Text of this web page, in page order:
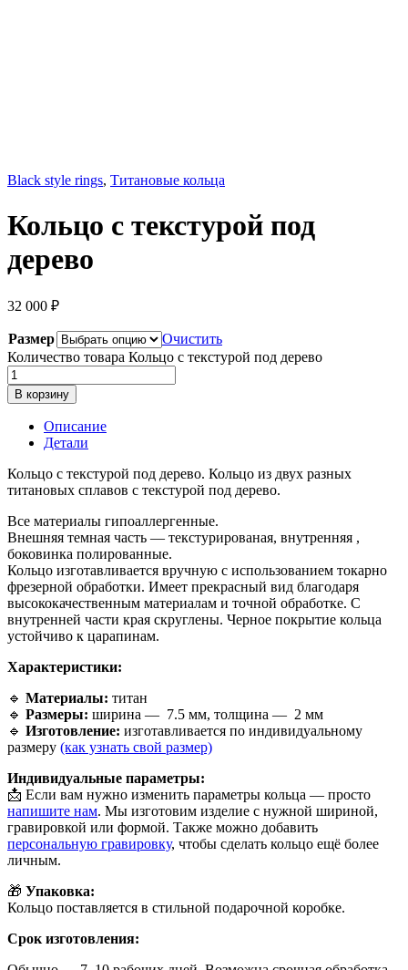
Black style rings, Титановые кольца
Кольцо с текстурой под
дерево
32 000 ₽
Размер
Очистить
Количество товара Кольцо с текстурой под дерево
В корзину
Описание
Детали
Кольцо с текстурой под дерево. Кольцо из двух разных
титановых сплавов с текстурой под дерево.
Все материалы гипоаллергенные.
Внешняя темная часть — текстурированая, внутренняя ,
боковинка полированные.
Кольцо изготавливается вручную с использованием токарно
фрезерной обработки. Имеет прекрасный вид благодаря
высококачественным материалам и точной обработке. С
внутренней части края скруглены. Черное покрытие кольца
устойчиво к царапинам.
Характеристики:
🔹 Материалы: титан
🔹 Размеры: ширина — 7.5 мм, толщина — 2 мм
🔹 Изготовление: изготавливается по индивидуальному
размеру (как узнать свой размер)
Индивидуальные параметры:
📩 Если вам нужно изменить параметры кольца — просто
напишите нам. Мы изготовим изделие с нужной шириной,
гравировкой или формой. Также можно добавить
персональную гравировку, чтобы сделать кольцо ещё более
личным.
🎁 Упаковка:
Кольцо поставляется в стильной подарочной коробке.
Срок изготовления: